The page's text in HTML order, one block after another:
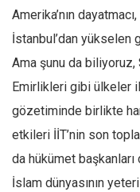
Amerika’nın
İstanbul’dan yükselen
Ama şunu da
Emirlikleri gibi ülkeler
gözetiminde birlikte
etkileri İİT’nin son
da hükümet
İslam dünyasının